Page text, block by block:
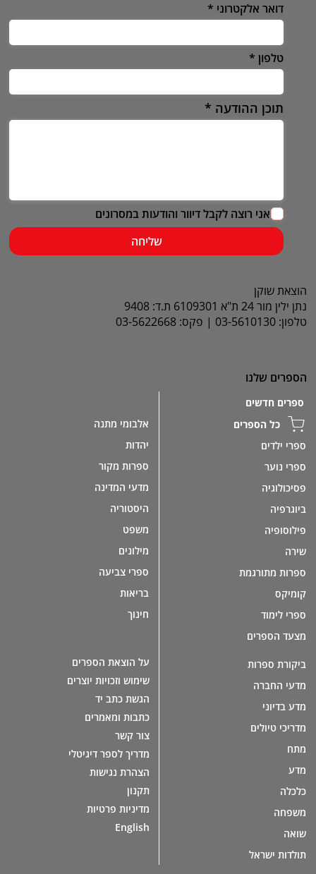
דואר אלקטרוני
טלפון
תוכן ההודעה
אני רוצה לקבל דיוור והודעות במסרונים
שליחה
הוצאת שוקן
נתן ילין מור 24 ת"א 6109301 ת.ד: 9408
טלפון: 03-5610130 | פקס: 03-5622668
הספרים שלנו
ספרים חדשים
כל הספרים
ספרי ילדים
ספרי נוער
פסיכולוגיה
ביוגרפיה
פילוסופיה
שירה
ספרות מתורגמת
קומיקס
ספרי לימוד
מצעד הספרים
ביקורת ספרות
מדעי החברה
מדע בדיוני
מדריכי טיולים
מתח
מדע
כלכלה
משפחה
שואה
תולדות ישראל
אלבומי מתנה
יהדות
ספרות מקור
מדעי המדינה
היסטוריה
משפט
מילונים
ספרי צביעה
בריאות
חינוך
על הוצאת הספרים
שימוש וזכויות יוצרים
הגשת כתב יד
כתבות ומאמרים
צור קשר
מדריך לספר דיגיטלי
הצהרת נגישות
תקנון
מדיניות פרטיות
English